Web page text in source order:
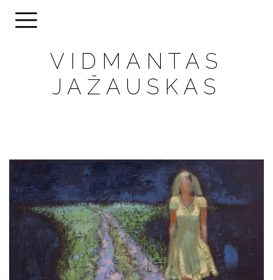
VIDMANTAS
JAŽAUSKAS